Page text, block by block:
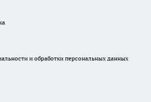
и обработки персональных данных